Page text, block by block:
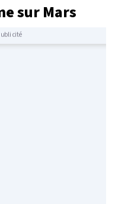
sur Mars